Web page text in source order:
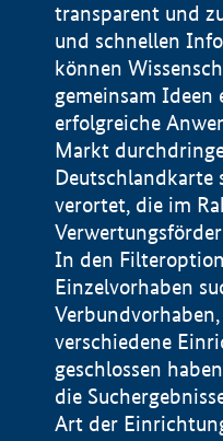
transparent und
und schnellen
können
gemeinsam
erfolgreiche
Markt
Deutschlandkarte
verortet, die im
In den
Einzelvorhaben
verschiedene
geschlossen
die
Art der